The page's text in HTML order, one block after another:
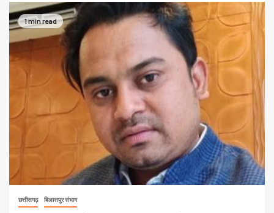
1 min read
छत्तीसगढ़ बिलासपुर संभाग